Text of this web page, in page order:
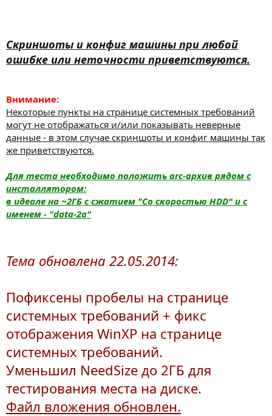
Скриншоты и конфиг машины при любой
ошибке или неточности приветствуются.
Внимание:
Некоторые пункты на странице системных требований
могут не отображаться и/или показывать неверные
данные - в этом случае скриншоты и конфиг машины так
же приветствуются.
Для теста необходимо положить arc-архив рядом с
инсталлятором:
в идеале на ~2ГБ с сжатием "Со скоростью HDD" и с
именем - "data-2a"
Тема обновлена 22.05.2014:
Пофиксены пробелы на странице
системных требований + фикс
отображения WinXP на странице
системных требований.
Уменьшил NeedSize до 2ГБ для
тестирования места на диске.
Файл вложения обновлен.